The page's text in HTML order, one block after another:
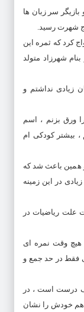
و بازیگر سر زبان ها
شهرت رسید.
23 ساله بود ازدواج کرد که ثمره این
متولد 1370 و یک دختر بنام شهرزاد متولد
زیادی نداشتم و
ورق بزنم ، اسم
بیشتر کودکی ام
همین باعث شد که
در این زمینه
علت ریاضیات در
وقت نمره ای
فقط در حد جمع و
درست است ، در
هم خودش را نشان